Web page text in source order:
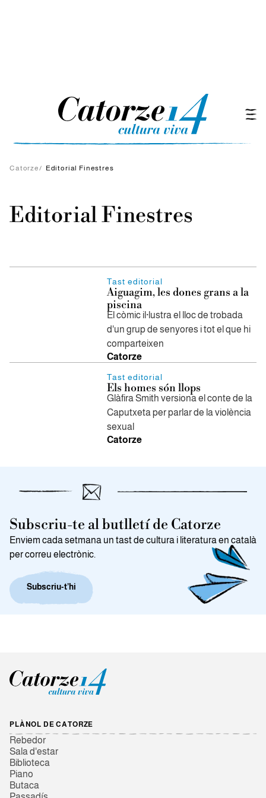
Catorze/ Editorial Finestres
Editorial Finestres
Tast editorial
Aiguagim, les dones grans a la
piscina
El còmic il·lustra el lloc de trobada
d'un grup de senyores i tot el que hi
comparteixen
Catorze
Tast editorial
Els homes són llops
Glàfira Smith versiona el conte de la
Caputxeta per parlar de la violència
sexual
Catorze
Subscriu-te al butlletí de Catorze
Enviem cada setmana un tast de cultura i literatura en català
per correu electrònic.
Subscriu-t’hi
PLÀNOL DE CATORZE
Rebedor
Sala d'estar
Biblioteca
Piano
Butaca